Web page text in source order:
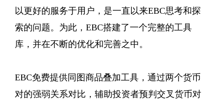
以更好的服务于用户，是一直以来EBC思考和探
索的问题。为此，EBC搭建了一个完整的工具
库，并在不断的优化和完善之中。
EBC免费提供同图商品叠加工具，通过两个货币
对的强弱关系对比，辅助投资者预判交叉货币对